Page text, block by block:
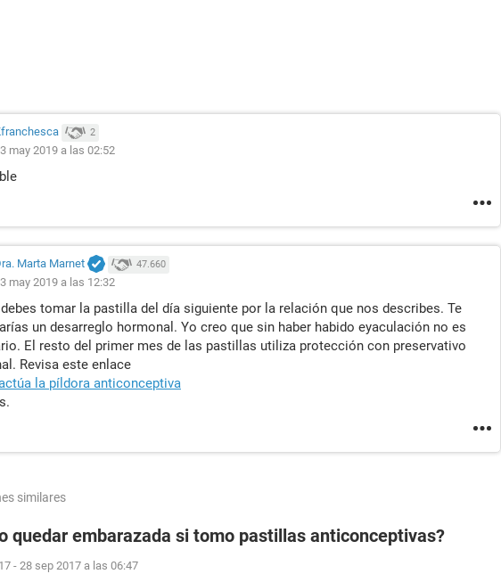
2
may 2019 a las 02:52
Marta Marnet 47.660
may 2019 a las 12:32
debes tomar la pastilla del día siguiente por la relación que nos describes. Te
un desarreglo hormonal. Yo creo que sin haber habido eyaculación no es
El resto del primer mes de las pastillas utiliza protección con preservativo
Revisa este enlace
la píldora anticonceptiva
similares
quedar embarazada si tomo pastillas anticonceptivas?
- 28 sep 2017 a las 06:47